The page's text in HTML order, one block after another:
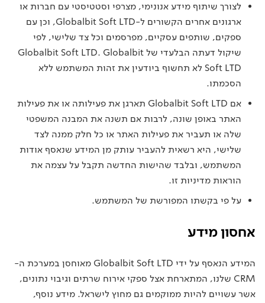
לצורך שיתוף מידע אנונימי, מצרפי וסטטיסטי עם חברות או
ארגונים אחרים הקשורים ל-Globalbit Soft LTD, וכן עם
ספקים, שותפים עסקיים, מפרסמים וכל צד שלישי, לפי
שיקול דעתה הבלעדי של Globalbit Soft LTD. Globalbit
Soft LTD לא תחשוף ביודעין את זהות המשתמש ללא
הסכמתו.
אם Globalbit Soft LTD תארגן את פעילותה או את פעילות
האתר באופן שונה, לרבות אם תשנה את המבנה המשפטי
שלה או תעביר את פעילות האתר או כל חלק ממנה לצד
שלישי, היא רשאית להעביר עותק מן המידע שנאסף אודות
המשתמש, ובלבד שהישות החדשה תקבל על עצמה את
הוראות מדיניות זו.
על פי בקשתו המפורשת של המשתמש.
אחסון מידע
המידע הנאסף על ידי Globalbit Soft LTD מאוחסן במערכת ה-
CRM שלנו, המתארחת אצל ספקי אירוח שרתים וגיבוי נתונים,
אשר עשויים להיות ממוקמים גם מחוץ לישראל. מידע נוסף,